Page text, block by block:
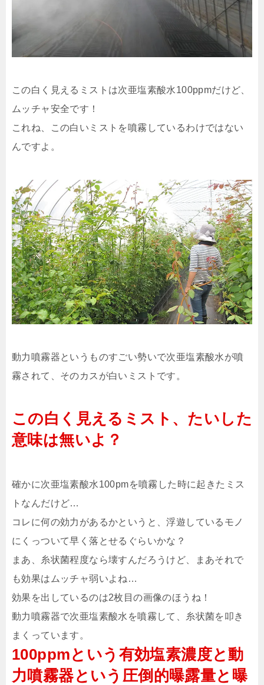
この白く見えるミストは次亜塩素酸水100ppmだけど、
ムッチャ安全です！
これね、この白いミストを噴霧しているわけではない
んですよ。
動力噴霧器というものすごい勢いで次亜塩素酸水が噴
霧されて、そのカスが白いミストです。
この白く見えるミスト、たいした
意味は無いよ？
確かに次亜塩素酸水100pmを噴霧した時に起きたミス
トなんだけど…
コレに何の効力があるかというと、浮遊しているモノ
にくっついて早く落とせるぐらいかな？
まあ、糸状菌程度なら壊すんだろうけど、まあそれで
も効果はムッチャ弱いよね…
効果を出しているのは2枚目の画像のほうね！
動力噴霧器で次亜塩素酸水を噴霧して、糸状菌を叩き
まくっています。
100ppmという有効塩素濃度と動
力噴霧器という圧倒的曝露量と曝